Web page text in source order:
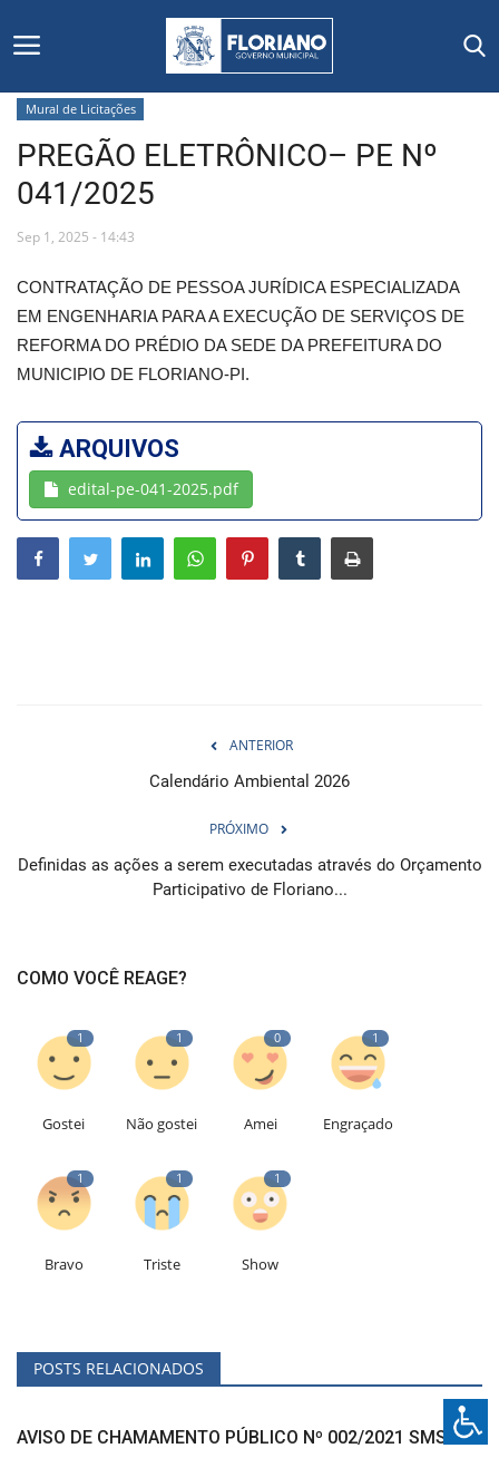
Início
Editais
Secretarias e Órgãos
Mural de Licitações
Notícias
Vídeos
Webmail
Mural de Licitações
PREGÃO ELETRÔNICO– PE Nº
041/2025
Sep 1, 2025 - 14:43
CONTRATAÇÃO DE PESSOA JURÍDICA ESPECIALIZADA
EM ENGENHARIA PARA A EXECUÇÃO DE SERVIÇOS DE
REFORMA DO PRÉDIO DA SEDE DA PREFEITURA DO
MUNICIPIO DE FLORIANO-PI.
ARQUIVOS
edital-pe-041-2025.pdf
ANTERIOR
Calendário Ambiental 2026
PRÓXIMO
Definidas as ações a serem executadas através do Orçamento
Participativo de Floriano...
COMO VOCÊ REAGE?
1
Gostei
1
Não gostei
0
Amei
1
Engraçado
1
Bravo
1
Triste
1
Show
POSTS RELACIONADOS
AVISO DE CHAMAMENTO PÚBLICO Nº 002/2021 SMS